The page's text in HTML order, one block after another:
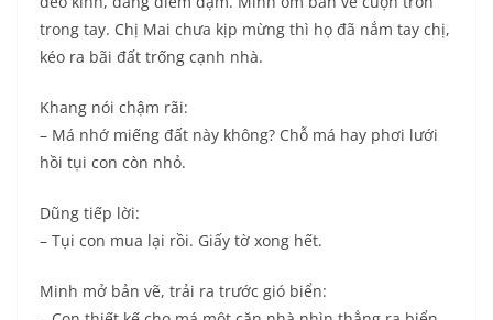
trong tay. Chị Mai chưa kịp mừng thì họ đã nắm tay chị,
kéo ra bãi đất trống cạnh nhà.
Khang nói chậm rãi:
– Má nhớ miếng đất này không? Chỗ má hay phơi lưới
hồi tụi con còn nhỏ.
Dũng tiếp lời:
– Tụi con mua lại rồi. Giấy tờ xong hết.
Minh mở bản vẽ, trải ra trước gió biển: